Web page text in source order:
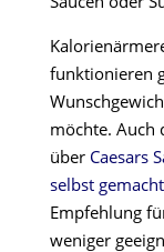
funktionieren
möchte. Auch
über Caesars
selbst
Empfehlung
weniger